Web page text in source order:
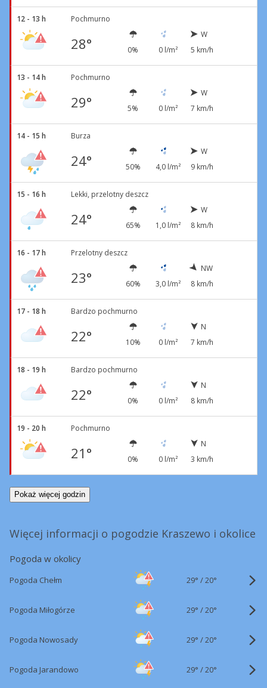
12 - 13 h Pochmurno
28° 0% 0 l/m²
W
5 km/h
13 - 14 h Pochmurno
29° 5% 0 l/m²
W
7 km/h
14 - 15 h Burza
24° 50% 4,0 l/m²
W
9 km/h
15 - 16 h Lekki, przelotny deszcz
24° 65% 1,0 l/m²
W
8 km/h
16 - 17 h Przelotny deszcz
23° 60% 3,0 l/m²
NW
8 km/h
17 - 18 h Bardzo pochmurno
22° 10% 0 l/m²
N
7 km/h
18 - 19 h Bardzo pochmurno
22° 0% 0 l/m²
N
8 km/h
19 - 20 h Pochmurno
21° 0% 0 l/m²
N
3 km/h
Pokaż więcej godzin
Więcej informacji o pogodzie Kraszewo i okolice
Pogoda w okolicy
Pogoda Chełm 29° /20°
Pogoda Miłogórze 29° /20°
Pogoda Nowosady 29° /20°
Pogoda Jarandowo 29° /20°